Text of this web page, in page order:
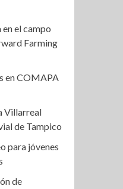
el campo
Farming
en COMAPA
Villarreal
de Tampico
para jóvenes
de